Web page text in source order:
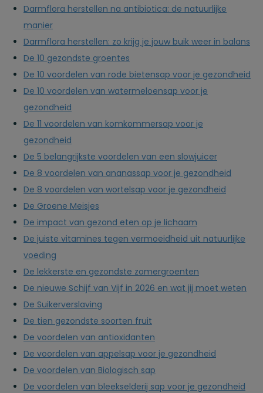
Darmflora herstellen na antibiotica: de natuurlijke
manier
Darmflora herstellen: zo krijg je jouw buik weer in balans
De 10 gezondste groentes
De 10 voordelen van rode bietensap voor je gezondheid
De 10 voordelen van watermeloensap voor je
gezondheid
De 11 voordelen van komkommersap voor je
gezondheid
De 5 belangrijkste voordelen van een slowjuicer
De 8 voordelen van ananassap voor je gezondheid
De 8 voordelen van wortelsap voor je gezondheid
De Groene Meisjes
De impact van gezond eten op je lichaam
De juiste vitamines tegen vermoeidheid uit natuurlijke
voeding
De lekkerste en gezondste zomergroenten
De nieuwe Schijf van Vijf in 2026 en wat jij moet weten
De Suikerverslaving
De tien gezondste soorten fruit
De voordelen van antioxidanten
De voordelen van appelsap voor je gezondheid
De voordelen van Biologisch sap
De voordelen van bleekselderij sap voor je gezondheid